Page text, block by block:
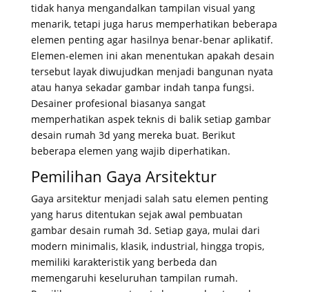
tidak hanya mengandalkan tampilan visual yang
menarik, tetapi juga harus memperhatikan beberapa
elemen penting agar hasilnya benar-benar aplikatif.
Elemen-elemen ini akan menentukan apakah desain
tersebut layak diwujudkan menjadi bangunan nyata
atau hanya sekadar gambar indah tanpa fungsi.
Desainer profesional biasanya sangat
memperhatikan aspek teknis di balik setiap gambar
desain rumah 3d yang mereka buat. Berikut
beberapa elemen yang wajib diperhatikan.
Pemilihan Gaya Arsitektur
Gaya arsitektur menjadi salah satu elemen penting
yang harus ditentukan sejak awal pembuatan
gambar desain rumah 3d. Setiap gaya, mulai dari
modern minimalis, klasik, industrial, hingga tropis,
memiliki karakteristik yang berbeda dan
memengaruhi keseluruhan tampilan rumah.